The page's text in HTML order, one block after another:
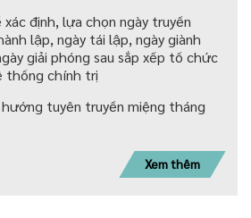
xác định, lựa chọn ngày truyền
lập, ngày tái lập, ngày giành
giải phóng sau sắp xếp tố chức
thống chính trị
hướng tuyên truyền miệng tháng
Xem thêm